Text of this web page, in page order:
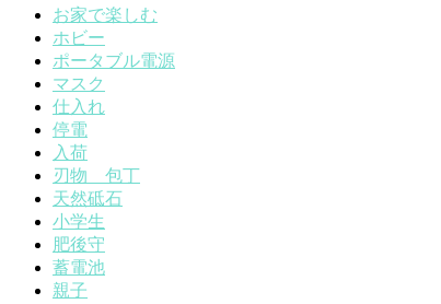
お家で楽しむ
ホビー
ポータブル電源
マスク
仕入れ
停電
入荷
刃物 包丁
天然砥石
小学生
肥後守
蓄電池
親子